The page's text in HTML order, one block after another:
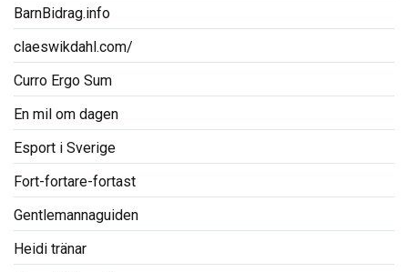
BarnBidrag.info
claeswikdahl.com/
Curro Ergo Sum
En mil om dagen
Esport i Sverige
Fort-fortare-fortast
Gentlemannaguiden
Heidi tränar